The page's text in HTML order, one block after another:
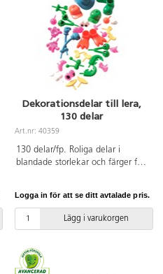
Dekorationsdelar till lera,
130 delar
Art.nr: 40359
130 delar/fp. Roliga delar i
blandade storlekar och färger för
att fästa i mjuk lera, styropor
eller enkla papprullar. Innehåller
händer, fötter, näsor, ögon, hattar
polypropen.
Logga in för att se ditt avtalade pris.
Lägg i varukorgen